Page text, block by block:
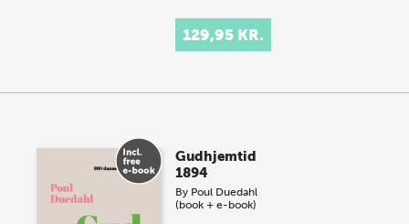
129,95 KR.
Gudhjemtid
1894
By Poul Duedahl
(book + e-book)